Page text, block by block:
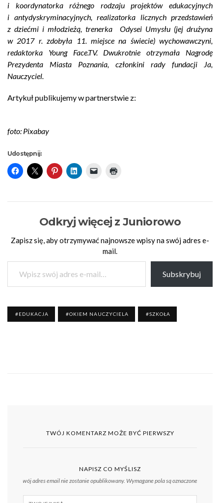
i koordynatorka różnego rodzaju projektów edukacyjnych
i antydyskryminacyjnych, realizatorka licznych przedstawień
z dziećmi i młodzieżą, trenerka Odysei Umysłu (jej drużyna
w 2017 r. zdobyła 11. miejsce na świecie) wychowawczyni,
redaktorka Young Face.TV. Dwukrotnie otrzymała Nagrodę
Prezydenta Miasta Poznania, członkini rady fundacji Ja,
Nauczyciel.
Artykuł publikujemy w partnerstwie z:
foto: Pixabay
Udostępnij:
Odkryj więcej z Juniorowo
Zapisz się, aby otrzymywać najnowsze wpisy na swój adres e-
mail.
Wpisz swój adres e-mail…
Subskrybuj
EDUKACJA OKIEM NAUCZYCIELA SZKOŁA
TWÓJ KOMENTARZ MOŻE BYĆ PIERWSZY
NAPISZ CO MYŚLISZ
Twój adres email nie zostanie opublikowany. Wymagane pola są oznaczone